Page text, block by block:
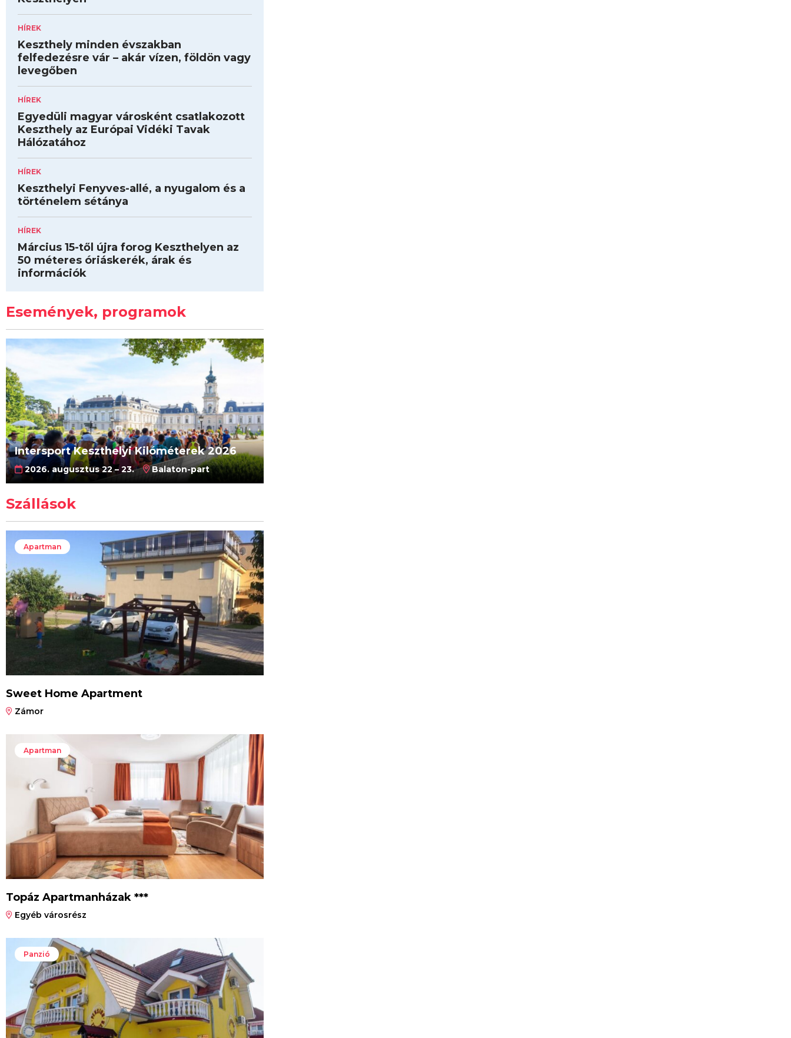
HÍREK
Keszthely minden évszakban
felfedezésre vár – akár vízen, földön vagy
levegőben
HÍREK
Egyedüli magyar városként csatlakozott
Keszthely az Európai Vidéki Tavak
Hálózatához
HÍREK
Keszthelyi Fenyves-allé, a nyugalom és a
történelem sétánya
HÍREK
Március 15-től újra forog Keszthelyen az
50 méteres óriáskerék, árak és
információk
Események, programok
Intersport Keszthelyi Kilóméterek 2026
2026. augusztus 22 – 23. Balaton-part
Szállások
Apartman
Sweet Home Apartment
Zámor
Apartman
Topáz Apartmanházak ***
Egyéb városrész
Panzió